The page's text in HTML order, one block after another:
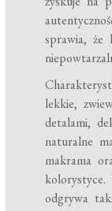
sprawia,
lekkie,
detalami,
naturalne
makrama
odgrywa